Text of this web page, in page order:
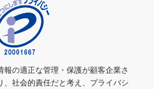
報の適正な管理・保護が顧客企業さ
、社会的責任だと考え、プライバシ